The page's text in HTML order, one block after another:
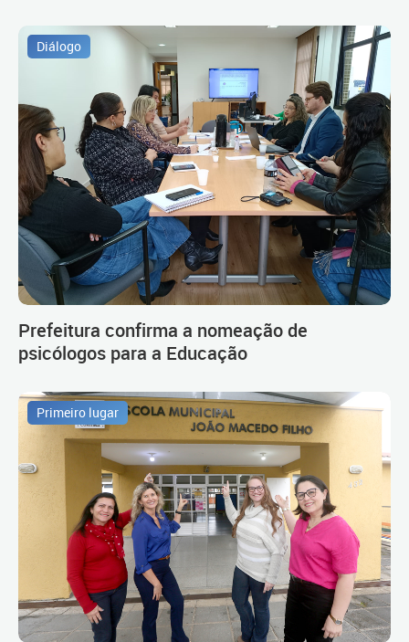
Diálogo
Prefeitura confirma a nomeação de
psicólogos para a Educação
Primeiro lugar